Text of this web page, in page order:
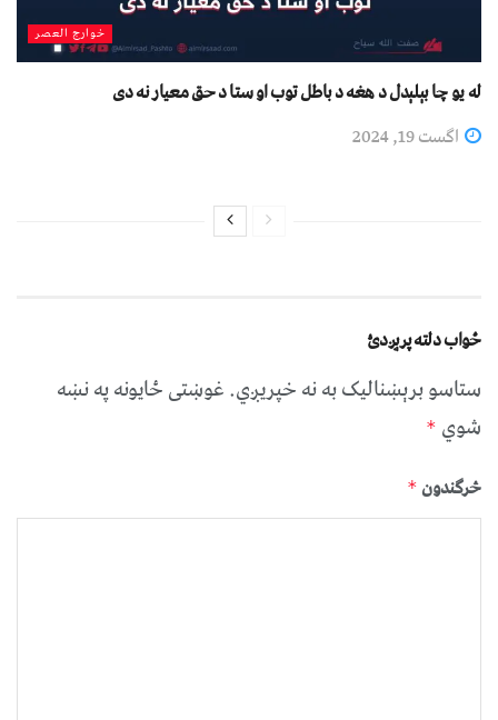
خوارج العصر
له یو چا بېلېدل د هغه د باطل توب او ستا د حق معیار نه دی
اگست 19, 2024
ځواب دلته پرېږدئ
ستاسو برېښناليک به نه خپريږي.غوښتى ځایونه په نښه
شوي *
څرگندون *